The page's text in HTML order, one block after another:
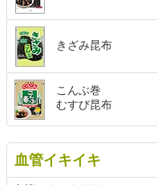
きざみ昆布
こんぶ巻
むすび昆布
血管イキイキ